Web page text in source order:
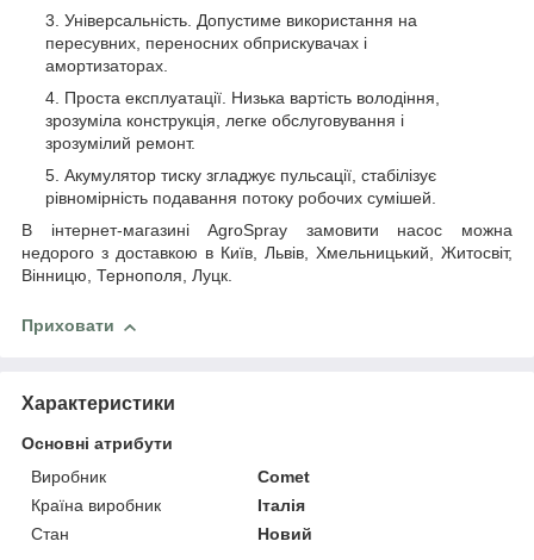
Універсальність. Допустиме використання на
пересувних, переносних обприскувачах і
амортизаторах.
Проста експлуатації. Низька вартість володіння,
зрозуміла конструкція, легке обслуговування і
зрозумілий ремонт.
Акумулятор тиску згладжує пульсації, стабілізує
рівномірність подавання потоку робочих сумішей.
В інтернет-магазині AgroSpray замовити насос можна
недорого з доставкою в Київ, Львів, Хмельницький, Житосвіт,
Вінницю, Тернополя, Луцк.
Приховати
Характеристики
Основні атрибути
Виробник
Comet
Країна виробник
Італія
Стан
Новий